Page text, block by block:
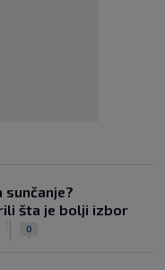
sunčanje?
šta je bolji izbor
0